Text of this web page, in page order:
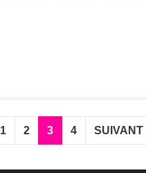
1 2 3 4 SUIVANT